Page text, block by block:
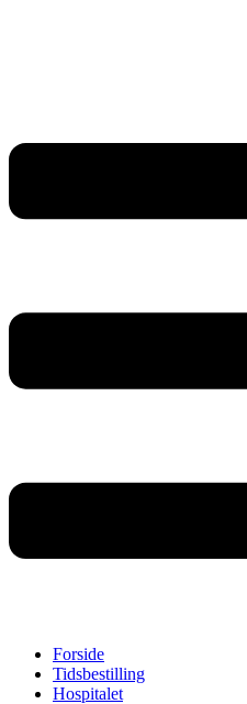
Forside
Tidsbestilling
Hospitalet